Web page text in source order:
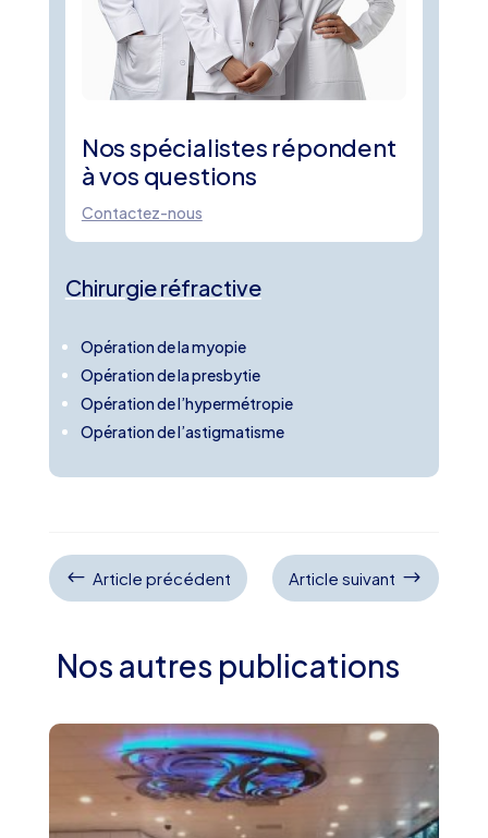
Nos spécialistes répondent
à vos questions
Contactez-nous
Chirurgie réfractive
Opération de la myopie
Opération de la presbytie
Opération de l’hypermétropie
Opération de l’astigmatisme
# Article précédent Article suivant $
Nos autres publications